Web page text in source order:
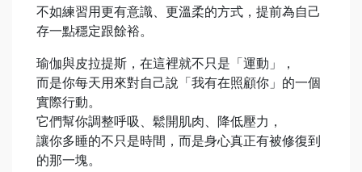
不如練習用更有意識、更溫柔的方式，提前為自己
存一點穩定跟餘裕。
瑜伽與皮拉提斯，在這裡就不只是「運動」，
而是你每天用來對自己說「我有在照顧你」的一個
實際行動。
它們幫你調整呼吸、鬆開肌肉、降低壓力，
讓你多睡的不只是時間，而是身心真正有被修復到
的那一塊。